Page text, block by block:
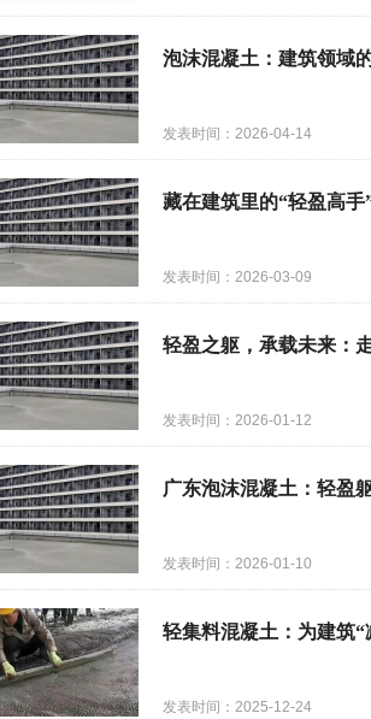
泡沫混凝土：建筑领域
发表时间：2026-04-14
藏在建筑里的“轻盈高
发表时间：2026-03-09
轻盈之躯，承载未来：
发表时间：2026-01-12
广东泡沫混凝土：轻盈
发表时间：2026-01-10
轻集料混凝土：为建筑
发表时间：2025-12-24